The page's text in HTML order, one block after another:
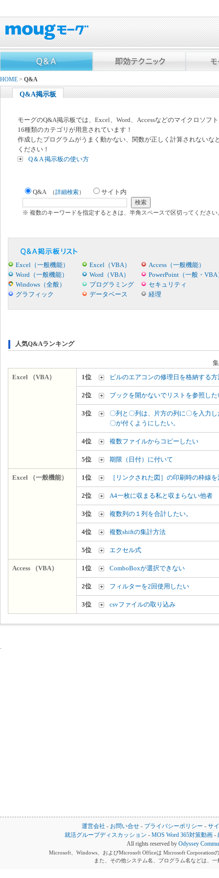
HOME > Q&A
Q&A掲示板
モーグのQ&A掲示板では、Excel、Word、Accessなどのマイクロソフ
16種類のカテゴリが用意されています！
作成したプログラムがうまく動かない、関数が正しく計算されないな
ください！
Q＆A 掲示板の使い方
Q&A （詳細検索） サイト内
※ 複数のキーワードを指定するときは、半角スペースで区切ってください
Excel（一般機能） Excel（VBA）
Access（一般機能）
Word（一般機能）
Word（VBA）
PowerPoint（一般・VBA
Windows（全般）
プログラミング
セキュリティ
グラフィック
データベース 経理
人気Q&Aランキング
Excel （VBA）
1位 ビルのエアコンの修理日を格納する方
2位 ブックを開かないでリストを参照した
3位
〇列と〇列は、片方の列に〇を入力
〇が付くようにしたい。
4位 複数ファイルからコピーしたい
5位 期限（日付）に付いて
Excel （一般機能） 1位 ［リンクされた図］の印刷時の枠線
2位 A4一枚に収まる私と収まらない他者
3位 複数列の１列を合計したい。
4位 複数shiftの集計方法
5位 エクセル式
Access （VBA） 1位 ComboBoxが選択できない
2位 フィルターを2回使用したい
3位 csvファイルの取り込み
運営会社 - お問い合せ - プライバシーポリシー - サ
就活グループディスカッション -MOS Word 365対策動画 -
All rights reserved by Odyssey
Microsoft、Windows、およびMicrosoft Officeは Microsoft Corporation
また、その他システム名、プログラム名などは、